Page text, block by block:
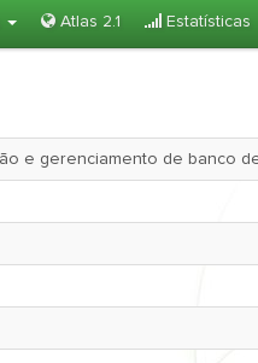
Atlas 2.1 Estatísticas
e gerenciamento de banco